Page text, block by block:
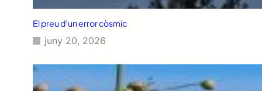
El preu d’un error còsmic
juny 20, 2026